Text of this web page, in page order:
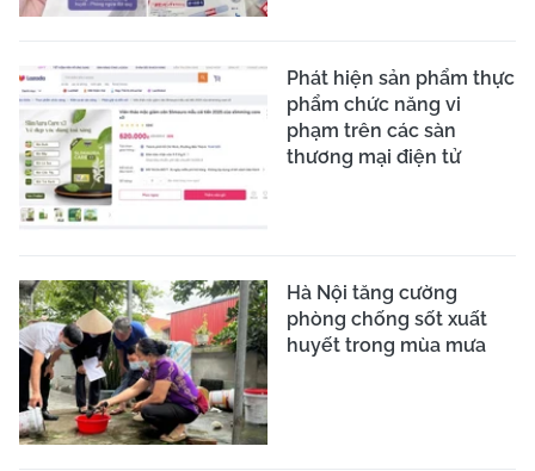
Phát hiện sản phẩm thực
phẩm chức năng vi
phạm trên các sàn
thương mại điện tử
Hà Nội tăng cường
phòng chống sốt xuất
huyết trong mùa mưa